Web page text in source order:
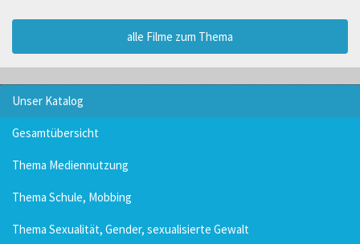
alle Filme zum Thema
Unser Katalog
Gesamtübersicht
Thema Mediennutzung
Thema Schule, Mobbing
Thema Sexualität, Gender, sexualisierte Gewalt